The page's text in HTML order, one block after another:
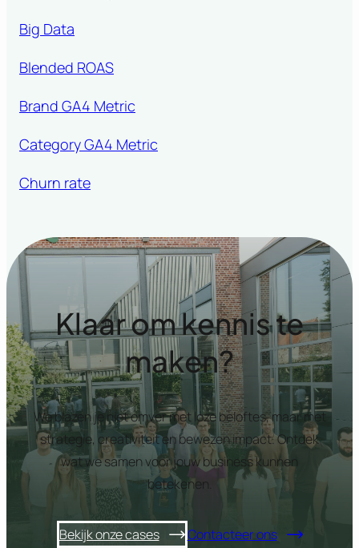
Big Data
Blended ROAS
Brand GA4 Metric
Category GA4 Metric
Churn rate
Klaar om kennis te
maken?
We blazen je niet omver met loze beloftes, maar met
strategie, creativiteit en bewezen impact. Ontdek
wat we samen voor jouw business kunnen
betekenen.
Bekijk onze cases Contacteer ons